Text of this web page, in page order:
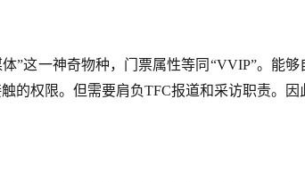
”这一神奇物种，门票属性等同“VVIP”。能够
的权限。但需要肩负TFC报道和采访职责。因